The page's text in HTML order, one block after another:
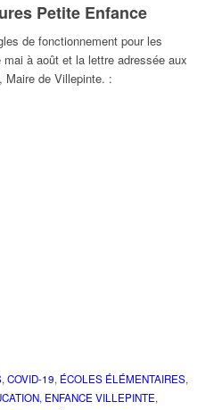
Petite Enfance
de fonctionnement pour les
à août et la lettre adressée aux
Maire de Villepinte. :
,COVID-19, ÉCOLES ÉLÉMENTAIRES,
, ENFANCE VILLEPINTE,